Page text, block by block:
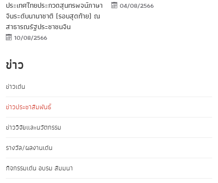
ประเทศไทยประกวดสุนทรพจน์ภาษา
จีนระดับนานาชาติ (รอบสุดท้าย) ณ
สาธารณรัฐประชาชนจีน
10/08/2566
04/08/2566
ข่าว
ข่าวเด่น
ข่าวประชาสัมพันธ์
ข่าววิจัยและนวัตกรรม
รางวัล/ผลงานเด่น
กิจกรรมเด่น อบรม สัมมนา